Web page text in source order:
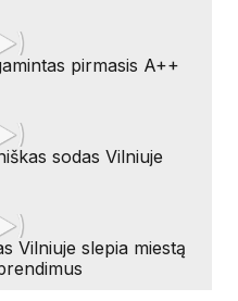
pirmasis A++
sodas Vilniuje
Vilniuje slepia miestą